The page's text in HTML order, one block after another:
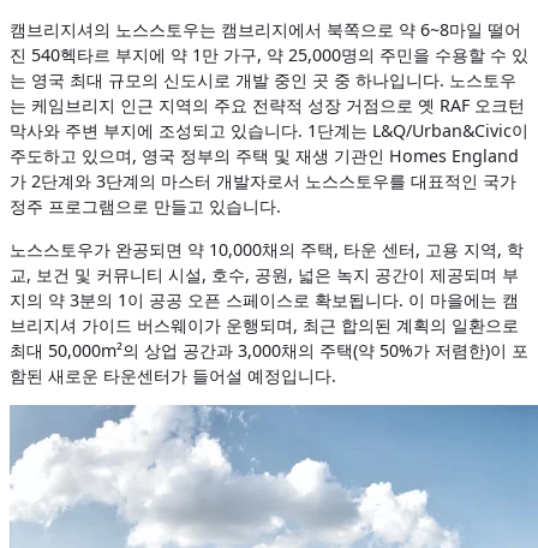
캠브리지셔의 노스스토우는 캠브리지에서 북쪽으로 약 6~8마일 떨어
진 540헥타르 부지에 약 1만 가구, 약 25,000명의 주민을 수용할 수 있
는 영국 최대 규모의 신도시로 개발 중인 곳 중 하나입니다. 노스토우
는 케임브리지 인근 지역의 주요 전략적 성장 거점으로 옛 RAF 오크턴
막사와 주변 부지에 조성되고 있습니다. 1단계는 L&Q/Urban&Civic이
주도하고 있으며, 영국 정부의 주택 및 재생 기관인 Homes England
가 2단계와 3단계의 마스터 개발자로서 노스스토우를 대표적인 국가
정주 프로그램으로 만들고 있습니다.
노스스토우가 완공되면 약 10,000채의 주택, 타운 센터, 고용 지역, 학
교, 보건 및 커뮤니티 시설, 호수, 공원, 넓은 녹지 공간이 제공되며 부
지의 약 3분의 1이 공공 오픈 스페이스로 확보됩니다. 이 마을에는 캠
브리지셔 가이드 버스웨이가 운행되며, 최근 합의된 계획의 일환으로
최대 50,000m²의 상업 공간과 3,000채의 주택(약 50%가 저렴한)이 포
함된 새로운 타운센터가 들어설 예정입니다.